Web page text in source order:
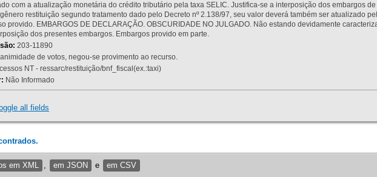
com a atualização monetária do crédito tributário pela taxa SELIC. Justifica-se a interposição dos embargos
restituição segundo tratamento dado pelo Decreto nº 2.138/97, seu valor deverá também ser atualizado
provido. EMBARGOS DE DECLARAÇÃO. OBSCURIDADE NO JULGADO. Não estando devidamente
dos presentes embargos. Embargos provido em parte.
203-11890
de votos, negou-se provimento ao recurso.
NT - ressarc/restituição/bnf_fiscal(ex.:taxi)
Não Informado
all fields
em XML em JSON e em CSV